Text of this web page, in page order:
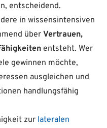
entscheidend.
in wissensintensiven
über Vertrauen,
entsteht. Wer
gewinnen möchte,
ausgleichen und
handlungsfähig
zur lateralen